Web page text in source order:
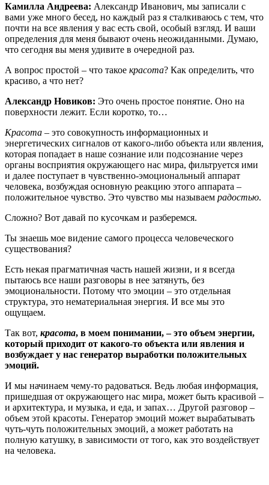
Камилла Андреева: Александр Иванович, мы записали с
вами уже много бесед, но каждый раз я сталкиваюсь с тем, что
почти на все явления у вас есть свой, особый взгляд. И ваши
определения для меня бывают очень неожиданными. Думаю,
что сегодня вы меня удивите в очередной раз.
А вопрос простой – что такое красота? Как определить, что
красиво, а что нет?
Александр Новиков: Это очень простое понятие. Оно на
поверхности лежит. Если коротко, то…
Красота – это совокупность информационных и
энергетических сигналов от какого-либо объекта или явления,
которая попадает в наше сознание или подсознание через
органы восприятия окружающего нас мира, фильтруется ими
и далее поступает в чувственно-эмоциональный аппарат
человека, возбуждая основную реакцию этого аппарата –
положительное чувство. Это чувство мы называем радостью.
Сложно? Вот давай по кусочкам и разберемся.
Ты знаешь мое видение самого процесса человеческого
существования?
Есть некая прагматичная часть нашей жизни, и я всегда
пытаюсь все наши разговоры в нее затянуть, без
эмоциональности. Потому что эмоции – это отдельная
структура, это нематериальная энергия. И все мы это
ощущаем.
Так вот, красота, в моем понимании, – это объем энергии,
который приходит от какого-то объекта или явления и
возбуждает у нас генератор выработки положительных
эмоций.
И мы начинаем чему-то радоваться. Ведь любая информация,
пришедшая от окружающего нас мира, может быть красивой –
и архитектура, и музыка, и еда, и запах… Другой разговор –
объем этой красоты. Генератор эмоций может вырабатывать
чуть-чуть положительных эмоций, а может работать на
полную катушку, в зависимости от того, как это воздействует
на человека.